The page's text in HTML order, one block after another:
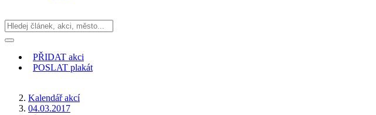
PŘIDAT akci
POSLAT plakát
Kalendář akcí
04.03.2017